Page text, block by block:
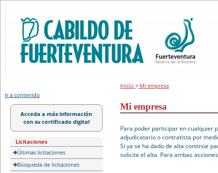
Ir a contenido
Acceda a más información
con su certificado digital
Licitaciones
Últimas licitaciones
Búsqueda de licitaciones
Inicio> Mi empresa
Mi empresa
Para poder participar en cualquier
adjudicatario o contratista por
Si ya se ha dado de alta continúe
solicite el alta. Para ambas